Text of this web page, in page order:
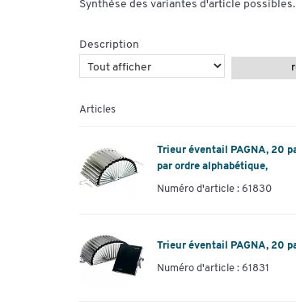
Synthèse des variantes d'article
Description
Articles
Trieur éventail PAGNA, 20
par ordre alphabétique,
Numéro d'article : 61830
Trieur éventail PAGNA, 20
Numéro d'article : 61831